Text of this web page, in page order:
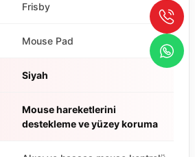
Frisby
Mouse Pad
Siyah
Mouse hareketlerini
destekleme ve yüzey koruma